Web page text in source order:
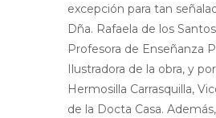
excepción para tan
Dña. Rafaela de los
Profesora de Enseñanza
Ilustradora de la obra, y
Hermosilla Carrasquilla,
de la Docta Casa.